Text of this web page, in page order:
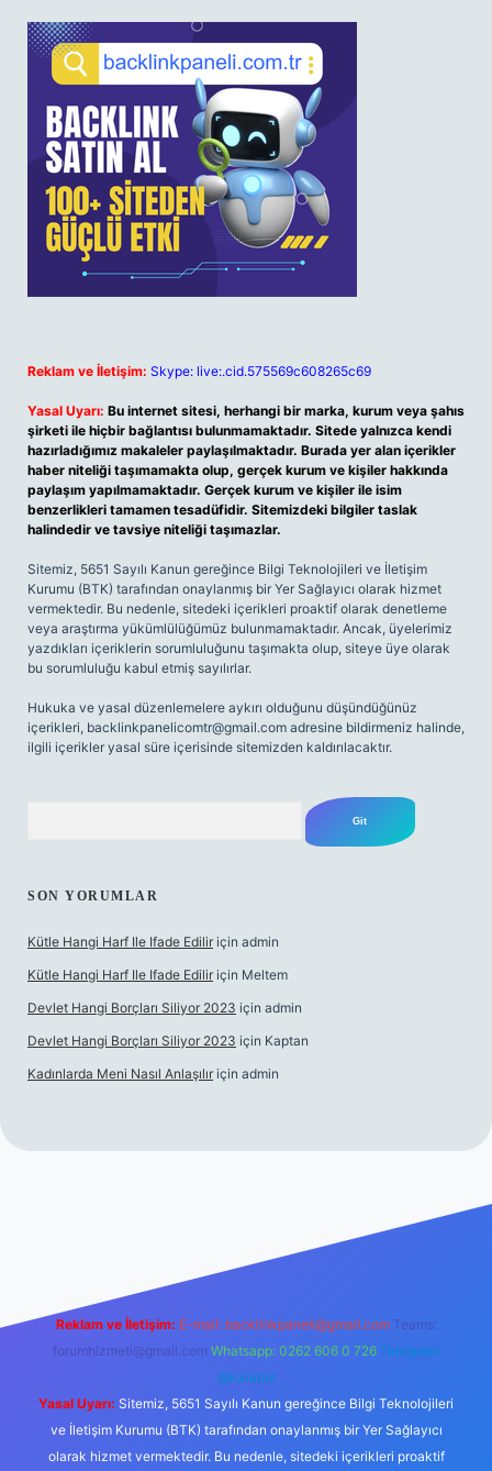
Reklam ve İletişim: Skype: live:.cid.575569c608265c69
Yasal Uyarı: Bu internet sitesi, herhangi bir marka, kurum veya şahıs
şirketi ile hiçbir bağlantısı bulunmamaktadır. Sitede yalnızca kendi
hazırladığımız makaleler paylaşılmaktadır. Burada yer alan içerikler
haber niteliği taşımamakta olup, gerçek kurum ve kişiler hakkında
paylaşım yapılmamaktadır. Gerçek kurum ve kişiler ile isim
benzerlikleri tamamen tesadüfidir. Sitemizdeki bilgiler taslak
halindedir ve tavsiye niteliği taşımazlar.
Sitemiz, 5651 Sayılı Kanun gereğince Bilgi Teknolojileri ve İletişim
Kurumu (BTK) tarafından onaylanmış bir Yer Sağlayıcı olarak hizmet
vermektedir. Bu nedenle, sitedeki içerikleri proaktif olarak denetleme
veya araştırma yükümlülüğümüz bulunmamaktadır. Ancak, üyelerimiz
yazdıkları içeriklerin sorumluluğunu taşımakta olup, siteye üye olarak
bu sorumluluğu kabul etmiş sayılırlar.
Hukuka ve yasal düzenlemelere aykırı olduğunu düşündüğünüz
içerikleri, backlinkpanelicomtr@gmail.com adresine bildirmeniz halinde,
ilgili içerikler yasal süre içerisinde sitemizden kaldırılacaktır.
SON YORUMLAR
Kütle Hangi Harf Ile Ifade Edilir için admin
Kütle Hangi Harf Ile Ifade Edilir için Meltem
Devlet Hangi Borçları Siliyor 2023 için admin
Devlet Hangi Borçları Siliyor 2023 için Kaptan
Kadınlarda Meni Nasıl Anlaşılır için admin
Betexper giriş adresi
Reklam ve İletişim: E-mail: backlinkpaneli@gmail.com Teams:
forumhizmeti@gmail.com Whatsapp: 0262 606 0 726 Telegram:
@karabul
Yasal Uyarı: Sitemiz, 5651 Sayılı Kanun gereğince Bilgi Teknolojileri
ve İletişim Kurumu (BTK) tarafından onaylanmış bir Yer Sağlayıcı
olarak hizmet vermektedir. Bu nedenle, sitedeki içerikleri proaktif